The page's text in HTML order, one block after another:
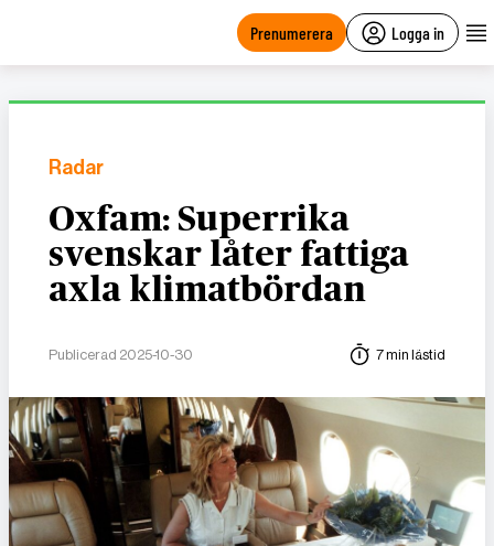
Prenumerera Logga in
Radar
Oxfam: Superrika
svenskar låter fattiga
axla klimatbördan
Publicerad 2025-10-30 7 min lästid